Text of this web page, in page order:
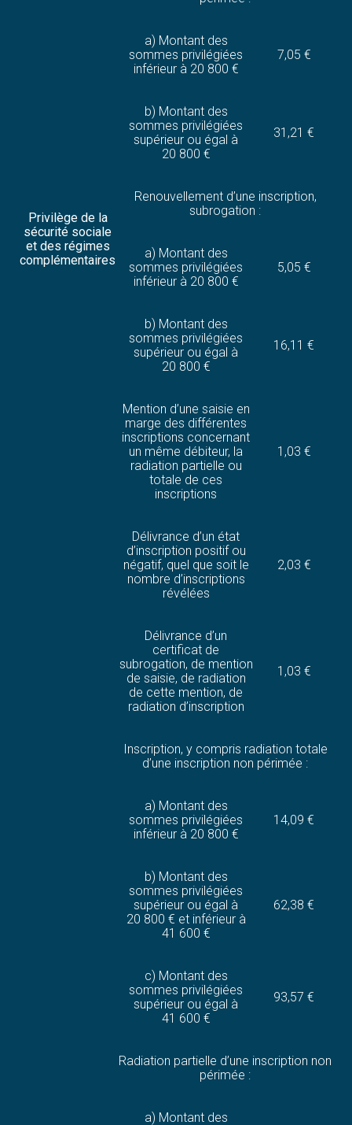
Privilège de la
sécurité sociale
et des régimes
complémentaires
a) Montant des
sommes privilégiées
inférieur à 20 800 €
7,05 €
b) Montant des
sommes privilégiées
supérieur ou égal à
20 800 €
31,21 €
Renouvellement d’une inscription,
subrogation :
a) Montant des
sommes privilégiées
inférieur à 20 800 €
5,05 €
b) Montant des
sommes privilégiées
supérieur ou égal à
20 800 €
16,11 €
Mention d’une saisie en
marge des différentes
inscriptions concernant
un même débiteur, la
radiation partielle ou
totale de ces
inscriptions
1,03 €
Délivrance d’un état
d’inscription positif ou
négatif, quel que soit le
nombre d’inscriptions
révélées
2,03 €
Délivrance d’un
certificat de
subrogation, de mention
de saisie, de radiation
de cette mention, de
radiation d’inscription
1,03 €
Inscription, y compris radiation totale
d’une inscription non périmée :
a) Montant des
sommes privilégiées
inférieur à 20 800 €
14,09 €
b) Montant des
sommes privilégiées
supérieur ou égal à
20 800 € et inférieur à
41 600 €
62,38 €
c) Montant des
sommes privilégiées
supérieur ou égal à
41 600 €
93,57 €
Radiation partielle d’une inscription non
périmée :
a) Montant des